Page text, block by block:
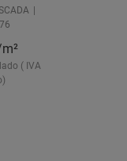
( IVA